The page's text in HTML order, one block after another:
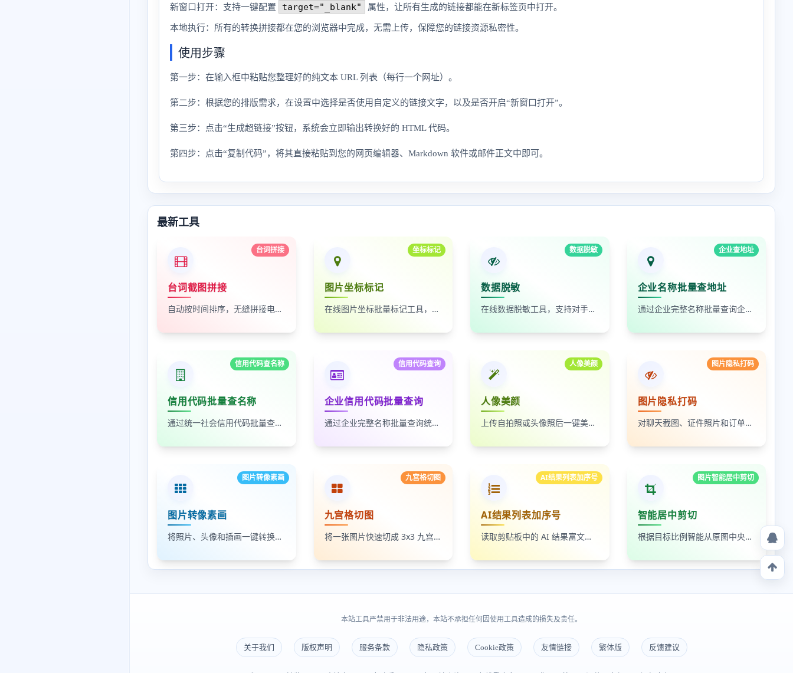
新窗口打开：支持一键配置 target="_blank" 属性，让所有生成的链接都能在新标签页中打开。
本地执行：所有的转换拼接都在您的浏览器中完成，无需上传，保障您的链接资源私密性。
使用步骤
第一步：在输入框中粘贴您整理好的纯文本 URL 列表（每行一个网址）。
第二步：根据您的排版需求，在设置中选择是否使用自定义的链接文字，以及是否开启“新窗口打开”。
第三步：点击“生成超链接”按钮，系统会立即输出转换好的 HTML 代码。
第四步：点击“复制代码”，将其直接粘贴到您的网页编辑器、Markdown 软件或邮件正文中即可。
最新工具
台词拼接
台词截图拼接
自动按时间排序，无缝拼接电影台词截图
坐标标记
图片坐标标记
在线图片坐标批量标记工具，支持自定义红点、颜色、大小及序号
数据脱敏
数据脱敏
在线数据脱敏工具，支持对手机号、身份证号、姓名、邮箱等敏感数据进行批量脱敏处理，保护隐私安全
企业查地址
企业名称批量查地址
通过企业完整名称批量查询企业地址，支持查看默认地址、年报地址和注册地址，适合企业资料整理和工商信息核对
信用代码查名称
信用代码批量查名称
通过统一社会信用代码批量查询企业名称，适合企业名单核验、客户资料整理和工商信息补全
信用代码查询
企业信用代码批量查询
通过企业完整名称批量查询统一社会信用代码，适合企业资料整理、名单核验和工商信息匹配
人像美颜
人像美颜
上传自拍照或头像照后一键美颜，支持人像磨皮、提亮和美颜强度调节，适合人物照片快速优化
图片隐私打码
图片隐私打码
对聊天截图、证件照片和订单页面中的敏感内容进行局部打码，支持多次框选和重复处理
图片转像素画
图片转像素画
将照片、头像和插画一键转换成像素画风格图片，支持调节像素颗粒度、输出倍率和导出格式
九宫格切图
九宫格切图
将一张图片快速切成 3x3 九宫格小图，支持单张下载和 ZIP 打包下载
AI结果列表加序号
AI结果列表加序号
读取剪贴板中的 AI 结果富文本列表，为 ul、ol 等列表自动补 1-N 序号，支持富文本和纯文本输出
图片智能居中剪切
智能居中剪切
根据目标比例智能从原图中央裁出最大可用区域，适合封面图、缩略图和平台尺寸适配
本站工具严禁用于非法用途，本站不承担任何因使用工具造成的损失及责任。
关于我们 版权声明 服务条款 隐私政策 Cookie政策 友情链接 繁体版 反馈建议